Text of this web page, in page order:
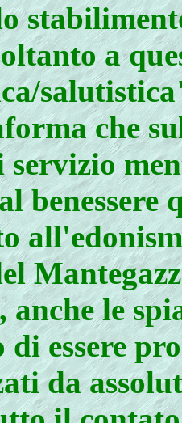
a
che
servizio
benessere
le
di essere
da